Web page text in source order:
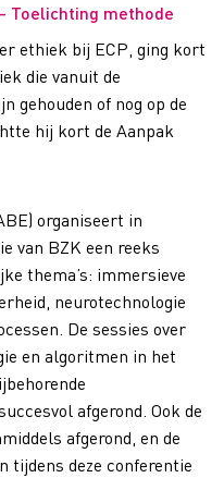
Toelichting methode
ethiek bij ECP, ging kort
die vanuit de
gehouden of nog op de
hij kort de Aanpak
organiseert in
van BZK een reeks
thema’s: immersieve
neurotechnologie
De sessies over
en algoritmen in het
afgerond. Ook de
afgerond, en de
tijdens deze conferentie